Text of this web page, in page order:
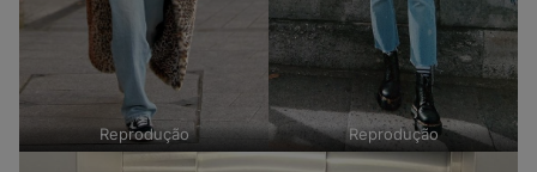
Reprodução Reprodução